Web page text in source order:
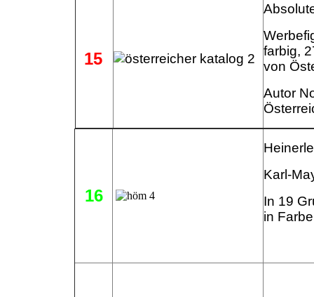
15
farbig,
von
Autor
16
Karl-
In 19
in